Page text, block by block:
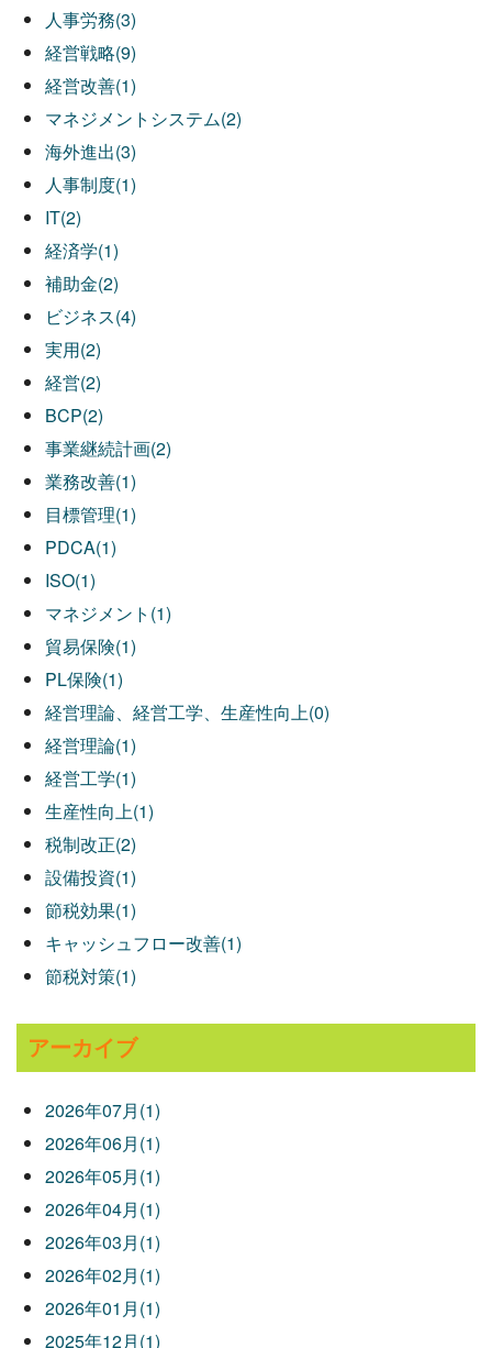
人事労務(3)
経営戦略(9)
経営改善(1)
マネジメントシステム(2)
海外進出(3)
人事制度(1)
IT(2)
経済学(1)
補助金(2)
ビジネス(4)
実用(2)
経営(2)
BCP(2)
事業継続計画(2)
業務改善(1)
目標管理(1)
PDCA(1)
ISO(1)
マネジメント(1)
貿易保険(1)
PL保険(1)
経営理論、経営工学、生産性向上(0)
経営理論(1)
経営工学(1)
生産性向上(1)
税制改正(2)
設備投資(1)
節税効果(1)
キャッシュフロー改善(1)
節税対策(1)
アーカイブ
2026年07月(1)
2026年06月(1)
2026年05月(1)
2026年04月(1)
2026年03月(1)
2026年02月(1)
2026年01月(1)
2025年12月(1)